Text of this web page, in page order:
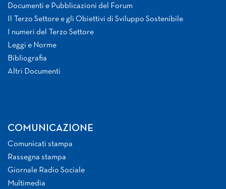
Documenti e Pubblicazioni del Forum
Il Terzo Settore e gli Obiettivi di Sviluppo Sostenibile
I numeri del Terzo Settore
Leggi e Norme
Bibliografia
Altri Documenti
COMUNICAZIONE
Comunicati stampa
Rassegna stampa
Giornale Radio Sociale
Multimedia